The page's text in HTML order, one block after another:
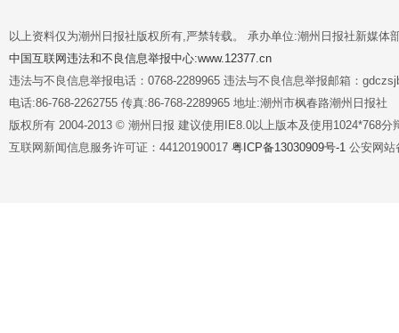
以上资料仅为潮州日报社版权所有,严禁转载。 承办单位:潮州日报社新媒体
中国互联网违法和不良信息举报中心:www.12377.cn
违法与不良信息举报电话：0768-2289965 违法与不良信息举报邮箱：
电话:86-768-2262755 传真:86-768-2289965 地址:潮州市枫春路潮州日报社
版权所有 2004-2013 © 潮州日报 建议使用IE8.0以上版本及使用1024*768分
互联网新闻信息服务许可证：44120190017 粤ICP备13030909号-1 公安网站